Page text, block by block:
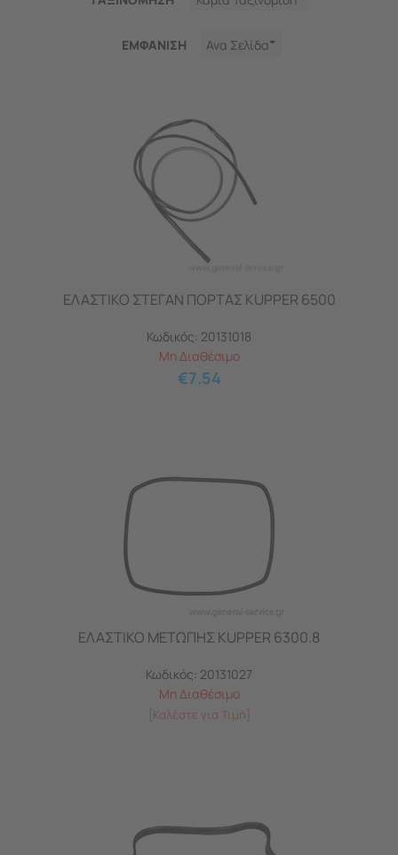
ΕΜΦΑNΙΣΗ Ανα Σελίδα
ΕΛΑΣΤΙΚΟ ΣΤΕΓΑΝ ΠΟΡΤΑΣ KUPPER 6500
Κωδικός: 20131018
Μη Διαθέσιμο
€7.54
ΕΛΑΣΤΙΚΟ ΜΕΤΩΠΗΣ KUPPER 6300.8
Κωδικός: 20131027
Μη Διαθέσιμο
[Καλέστε για Τιμή]